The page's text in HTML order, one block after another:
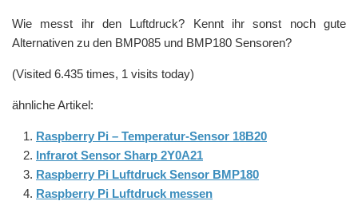
Wie messt ihr den Luftdruck? Kennt ihr sonst noch gute
Alternativen zu den BMP085 und BMP180 Sensoren?
(Visited 6.435 times, 1 visits today)
ähnliche Artikel:
Raspberry Pi – Temperatur-Sensor 18B20
Infrarot Sensor Sharp 2Y0A21
Raspberry Pi Luftdruck Sensor BMP180
Raspberry Pi Luftdruck messen